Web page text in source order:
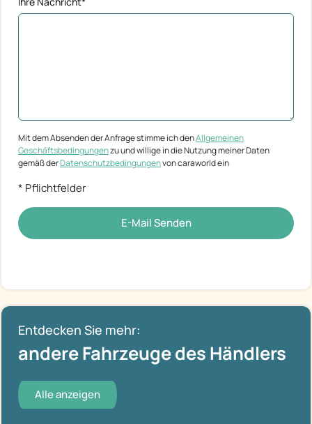
Mit dem Absenden der Anfrage stimme ich denAllgemeinen
Geschäftsbedingungenzu und willige in die Nutzung meiner Daten
gemäß derDatenschutzbedingungenvon caraworld ein
* Pflichtfelder
E-Mail Senden
Entdecken Sie mehr:
andere Fahrzeuge des Händlers
Alle anzeigen